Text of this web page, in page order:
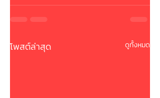
โพสต์ล่าสุด ดูทั้งหมด